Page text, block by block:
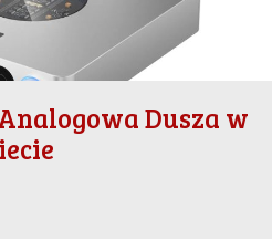
Analogowa Dusza w